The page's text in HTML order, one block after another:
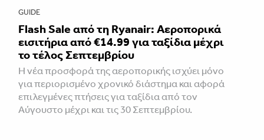
GUIDE
Flash Sale από τη Ryanair: Αεροπορικά
εισιτήρια από €14.99 για ταξίδια μέχρι
το τέλος Σεπτεμβρίου
Η νέα προσφορά της αεροπορικής ισχύει μόνο
για περιορισμένο χρονικό διάστημα και αφορά
επιλεγμένες πτήσεις για ταξίδια από τον
Αύγουστο μέχρι και τις 30 Σεπτεμβρίου.